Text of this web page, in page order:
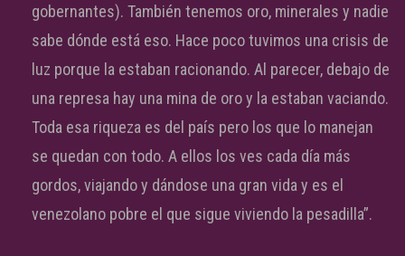
gobernantes). También tenemos oro, minerales y nadie
sabe dónde está eso. Hace poco tuvimos una crisis de
luz porque la estaban racionando. Al parecer, debajo de
una represa hay una mina de oro y la estaban vaciando.
Toda esa riqueza es del país pero los que lo manejan
se quedan con todo. A ellos los ves cada día más
gordos, viajando y dándose una gran vida y es el
venezolano pobre el que sigue viviendo la pesadilla”.